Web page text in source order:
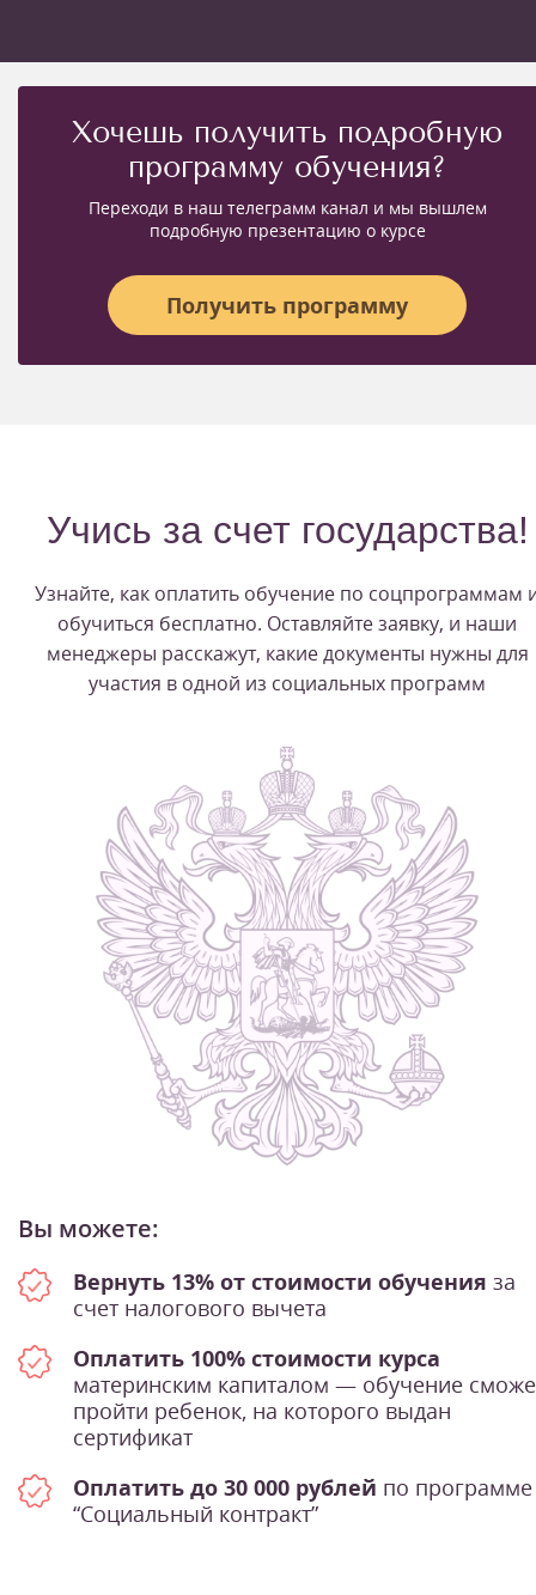
Хочешь получить подробную
программу обучения?
Переходи в наш телеграмм канал и мы вышлем
подробную презентацию о курсе
Получить программу
Учись за счет государства!
Узнайте, как оплатить обучение по соцпрограммам
обучиться бесплатно. Оставляйте заявку, и наши
менеджеры расскажут, какие документы нужны для
участия в одной из социальных программ
Вы можете:
Вернуть 13% от стоимости обучения за
счет налогового вычета
Оплатить 100% стоимости курса
материнским капиталом — обучение
пройти ребенок, на которого выдан
сертификат
Оплатить до 30 000 рублей по программе
“Социальный контракт”